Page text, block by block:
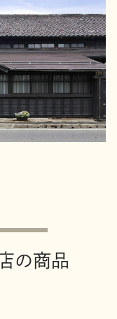
の商品